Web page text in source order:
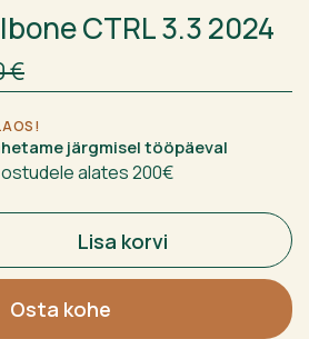
CTRL 3.3 2024
€
järgmisel tööpäeval
alates 200€
Lisa korvi
Osta kohe